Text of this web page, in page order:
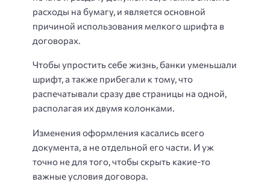
расходы на бумагу, и является основной
причиной использования мелкого шрифта в
договорах.
Чтобы упростить себе жизнь, банки уменьшали
шрифт, а также прибегали к тому, что
распечатывали сразу две страницы на одной,
располагая их двумя колонками.
Изменения оформления касались всего
документа, а не отдельной его части. И уж
точно не для того, чтобы скрыть какие-то
важные условия договора.